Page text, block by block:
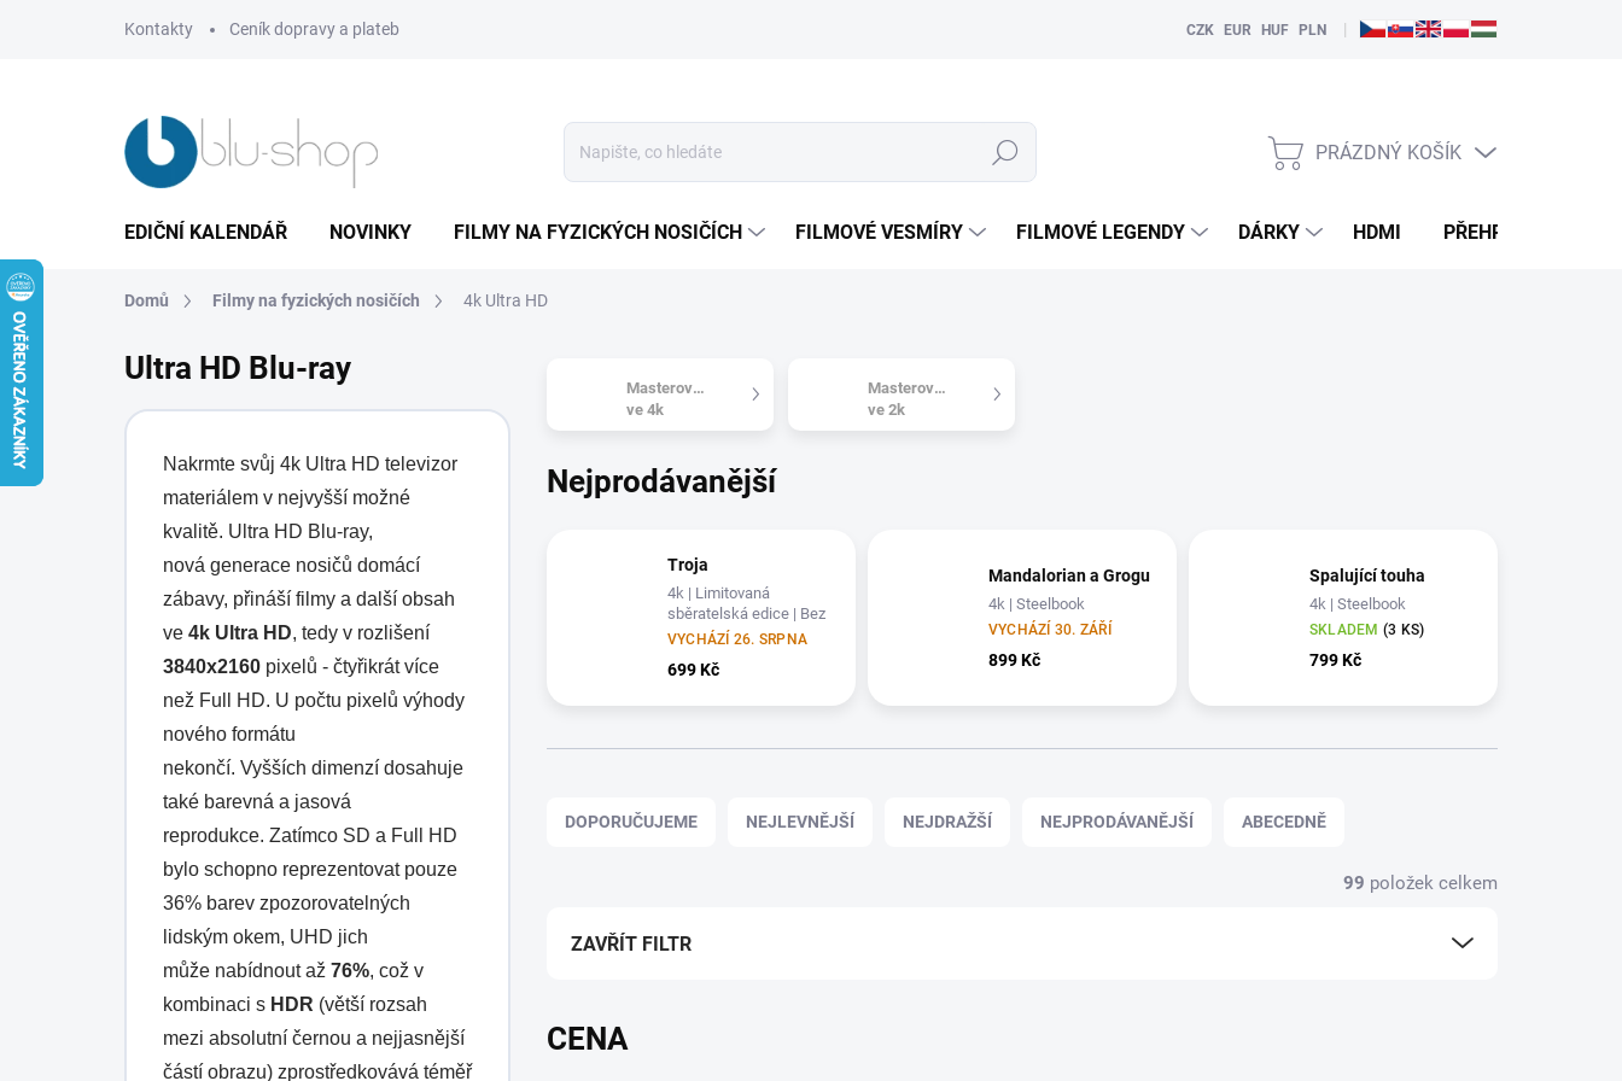
Kontakty Ceník dopravy a plateb CZK EUR HUF PLN |
Hledat
NÁKUPNÍ
PRÁZDNÝ KOŠÍK
EDIČNÍ KALENDÁŘ NOVINKY FILMY NA FYZICKÝCH NOSIČÍCH FILMOVÉ VESMÍRY FILMOVÉ LEGENDY DÁRKY HDMI PŘEHRÁVAČE
Domů Filmy na fyzických nosičích 4k Ultra HD
Ultra HD Blu-ray
Nakrmte svůj 4k Ultra HD televizor
materiálem v nejvyšší možné
kvalitě. Ultra HD Blu-ray,
nová generace nosičů domácí
zábavy, přináší filmy a další obsah
ve 4k Ultra HD, tedy v rozlišení
3840x2160 pixelů - čtyřikrát více
než Full HD. U počtu pixelů výhody
nového formátu
nekončí. Vyšších dimenzí dosahuje
také barevná a jasová
reprodukce. Zatímco SD a Full HD
bylo schopno reprezentovat pouze
36% barev zpozorovatelných
lidským okem, UHD jich
může nabídnout až 76%, což v
kombinaci s HDR (větší rozsah
mezi absolutní černou a nejjasnější
částí obrazu) zprostředkovává téměř
Masterováno
ve 4k
Masterováno
ve 2k
Nejprodávanější
Troja
4k | Limitovaná
sběratelská edice | Bez
CZ
VYCHÁZÍ 26. SRPNA
699 Kč
Mandalorian a Grogu
4k | Steelbook
VYCHÁZÍ 30. ZÁŘÍ
899 Kč
Spalující touha
4k | Steelbook
SKLADEM (3 KS)
799 Kč
d
u
DOPORUČUJEME NEJLEVNĚJŠÍ NEJDRAŽŠÍ NEJPRODÁVANĚJŠÍ ABECEDNĚ
99 položek celkem
ZAVŘÍT FILTR
CENA